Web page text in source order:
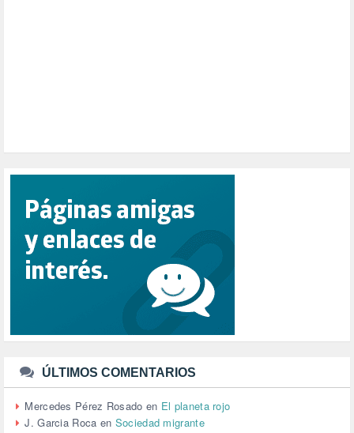
PUERTO DE VALENCIA (1)
RACISMO (1)
RELIGIÓN (114)
REPUBLICA (1)
SALUD (108)
SENSIBILIZACIÓN (576)
SINDICATOS (12)
TTIP (6)
URBANISMO (1)
URBANIZACIÓN (1)
VEJEZ (1)
VENEZUELA (3)
ÚLTIMOS COMENTARIOS
Mercedes Pérez Rosado en El planeta rojo
J. Garcia Roca en Sociedad migrante